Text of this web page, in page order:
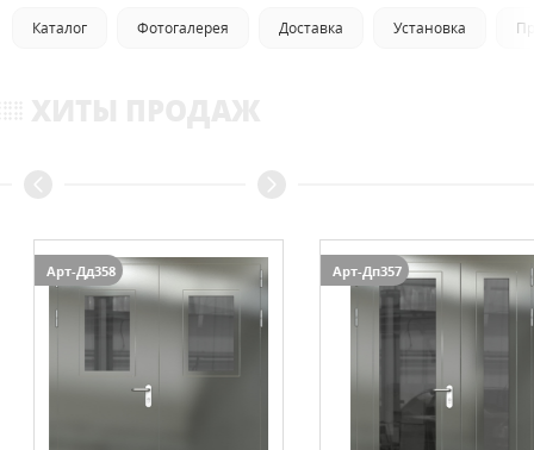
Каталог Фотогалерея Доставка Установка
Арт-Дд358 Арт-Дп357